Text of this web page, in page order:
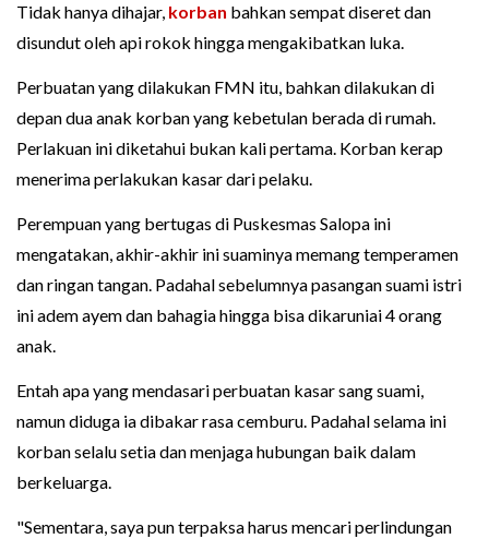
Tidak hanya dihajar, korban bahkan sempat diseret dan
disundut oleh api rokok hingga mengakibatkan luka.
Perbuatan yang dilakukan FMN itu, bahkan dilakukan di
depan dua anak korban yang kebetulan berada di rumah.
Perlakuan ini diketahui bukan kali pertama. Korban kerap
menerima perlakukan kasar dari pelaku.
Perempuan yang bertugas di Puskesmas Salopa ini
mengatakan, akhir-akhir ini suaminya memang temperamen
dan ringan tangan. Padahal sebelumnya pasangan suami istri
ini adem ayem dan bahagia hingga bisa dikaruniai 4 orang
anak.
Entah apa yang mendasari perbuatan kasar sang suami,
namun diduga ia dibakar rasa cemburu. Padahal selama ini
korban selalu setia dan menjaga hubungan baik dalam
berkeluarga.
"Sementara, saya pun terpaksa harus mencari perlindungan